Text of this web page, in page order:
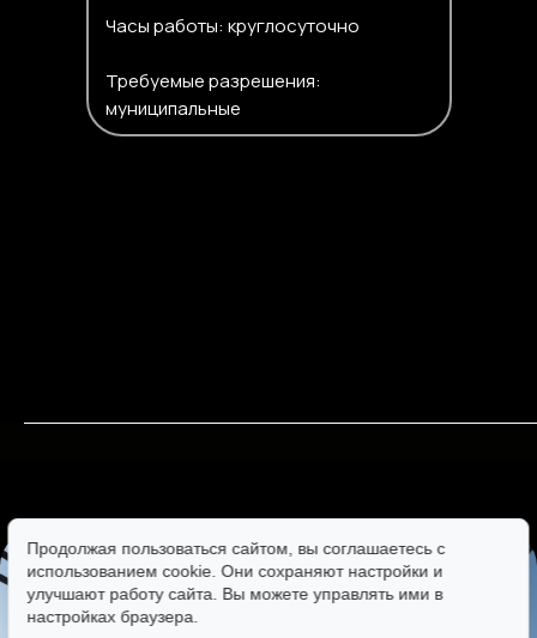
Продолжая пользоваться сайтом, вы соглашаетесь с
использованием cookie. Они сохраняют настройки и
улучшают работу сайта. Вы можете управлять ими в
настройках браузера.
Часы работы: круглосуточно
Требуемые разрешения:
муниципальные